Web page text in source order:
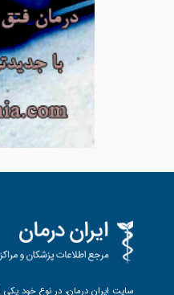
سایت ایران درمان، در نوع خود